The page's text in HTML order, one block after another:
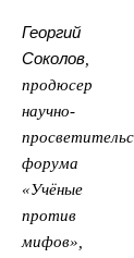
Георгий
Соколов
продюсер
научно-
форума
«Учёные
против
мифов»,